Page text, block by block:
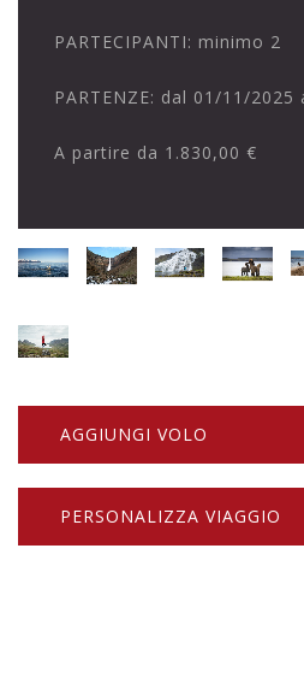
PARTECIPANTI: minimo 2
PARTENZE: dal 01/11/2025
A partire da 1.830,00 €
AGGIUNGI VOLO
PERSONALIZZA VIAGGIO